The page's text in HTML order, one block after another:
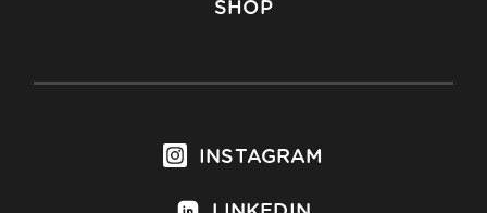
SHOP
INSTAGRAM